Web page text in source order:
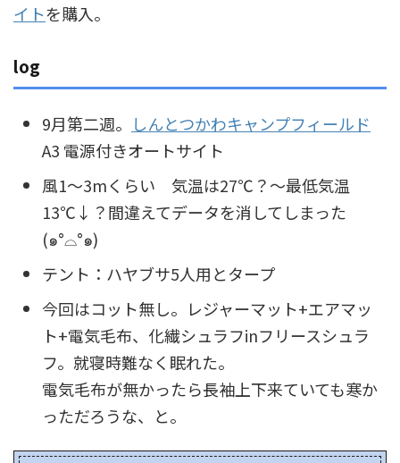
イトを購入。
log
9月第二週。 しんとつかわキャンプフィールド
A3 電源付きオートサイト
風1～3mくらい 気温は27℃？～最低気温
13℃↓？間違えてデータを消してしまった
(๑°⌓°๑)
テント：ハヤブサ5人用とタープ
今回はコット無し。レジャーマット+エアマッ
ト+電気毛布、化繊シュラフinフリースシュラ
フ。就寝時難なく眠れた。
電気毛布が無かったら長袖上下来ていても寒か
っただろうな、と。